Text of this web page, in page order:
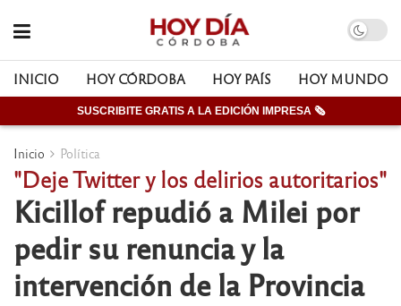
INICIO HOY CÓRDOBA HOY PAÍS HOY MUNDO
SUSCRIBITE GRATIS A LA EDICIÓN IMPRESA 🗞
Inicio Política
"Deje Twitter y los delirios autoritarios"
Kicillof repudió a Milei por
pedir su renuncia y la
intervención de la Provincia